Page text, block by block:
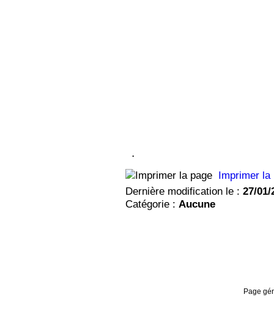
.
Imprimer la
Dernière modification le : 27/01/
Catégorie : Aucune
Page